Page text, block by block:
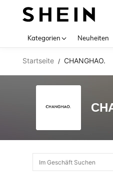
Kategorien Neuheiten
Startseite / CHANGHAO.